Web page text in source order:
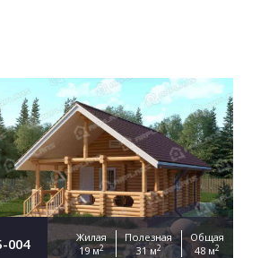
004
Жилая
19 м2
Полезная
31 м2
Общая
48 м2